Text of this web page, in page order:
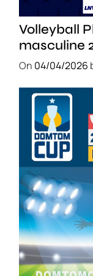
Volleyball
masculine
On 04/04/2026
SPORT
Foot : la